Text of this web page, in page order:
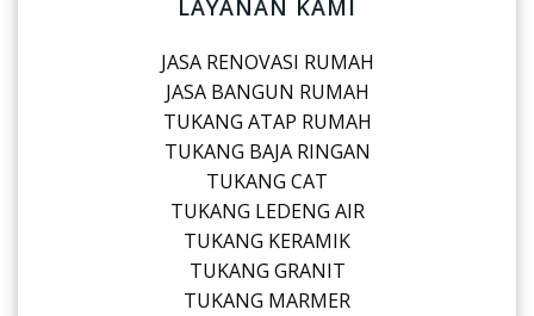
LAYANAN KAMI
JASA RENOVASI RUMAH
JASA BANGUN RUMAH
TUKANG ATAP RUMAH
TUKANG BAJA RINGAN
TUKANG CAT
TUKANG LEDENG AIR
TUKANG KERAMIK
TUKANG GRANIT
TUKANG MARMER